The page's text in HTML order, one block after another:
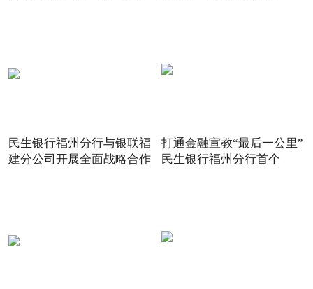
民生银行福州分行与银联福
建分公司开展全面战略合作
打通金融宣教“最后一公里”
民生银行福州分行首个